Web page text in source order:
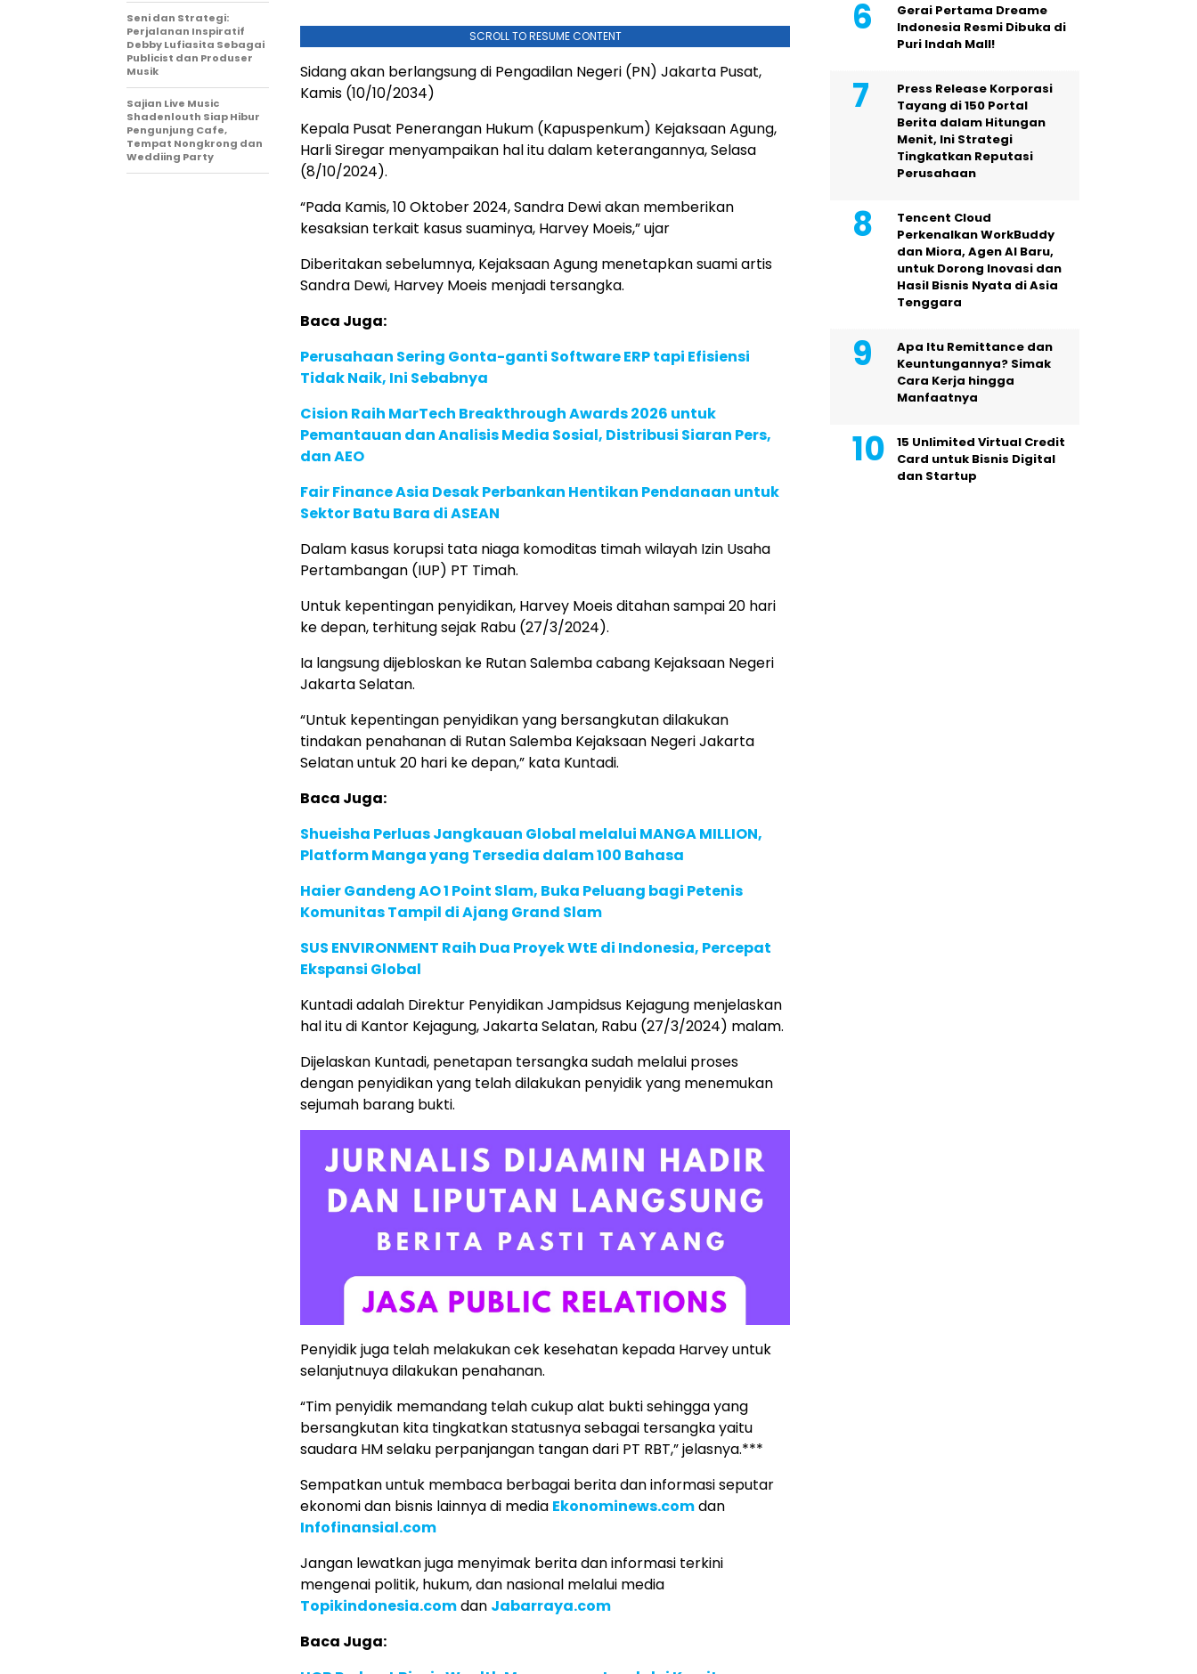
SCROLL TO RESUME CONTENT
Sidang akan berlangsung di Pengadilan Negeri (PN) Jakarta Pusat,
Kamis (10/10/2034)
Kepala Pusat Penerangan Hukum (Kapuspenkum) Kejaksaan Agung,
Harli Siregar menyampaikan hal itu dalam keterangannya, Selasa
(8/10/2024).
“Pada Kamis, 10 Oktober 2024, Sandra Dewi akan memberikan
kesaksian terkait kasus suaminya, Harvey Moeis,” ujar
Diberitakan sebelumnya, Kejaksaan Agung menetapkan suami artis
Sandra Dewi, Harvey Moeis menjadi tersangka.
Baca Juga:
Perusahaan Sering Gonta-ganti Software ERP tapi Efisiensi
Tidak Naik, Ini Sebabnya
Cision Raih MarTech Breakthrough Awards 2026 untuk
Pemantauan dan Analisis Media Sosial, Distribusi Siaran Pers,
dan AEO
Fair Finance Asia Desak Perbankan Hentikan Pendanaan untuk
Sektor Batu Bara di ASEAN
Dalam kasus korupsi tata niaga komoditas timah wilayah Izin Usaha
Pertambangan (IUP) PT Timah.
Untuk kepentingan penyidikan, Harvey Moeis ditahan sampai 20 hari
ke depan, terhitung sejak Rabu (27/3/2024).
Ia langsung dijebloskan ke Rutan Salemba cabang Kejaksaan Negeri
Jakarta Selatan.
“Untuk kepentingan penyidikan yang bersangkutan dilakukan
tindakan penahanan di Rutan Salemba Kejaksaan Negeri Jakarta
Selatan untuk 20 hari ke depan,” kata Kuntadi.
Baca Juga:
Shueisha Perluas Jangkauan Global melalui MANGA MILLION,
Platform Manga yang Tersedia dalam 100 Bahasa
Haier Gandeng AO 1 Point Slam, Buka Peluang bagi Petenis
Komunitas Tampil di Ajang Grand Slam
SUS ENVIRONMENT Raih Dua Proyek WtE di Indonesia, Percepat
Ekspansi Global
Kuntadi adalah Direktur Penyidikan Jampidsus Kejagung menjelaskan
hal itu di Kantor Kejagung, Jakarta Selatan, Rabu (27/3/2024) malam.
Dijelaskan Kuntadi, penetapan tersangka sudah melalui proses
dengan penyidikan yang telah dilakukan penyidik yang menemukan
sejumah barang bukti.
Penyidik juga telah melakukan cek kesehatan kepada Harvey untuk
selanjutnuya dilakukan penahanan.
“Tim penyidik memandang telah cukup alat bukti sehingga yang
bersangkutan kita tingkatkan statusnya sebagai tersangka yaitu
saudara HM selaku perpanjangan tangan dari PT RBT,” jelasnya.***
Sempatkan untuk membaca berbagai berita dan informasi seputar
ekonomi dan bisnis lainnya di media Ekonominews.comdan
Infofinansial.com
Jangan lewatkan juga menyimak berita dan informasi terkini
mengenai politik, hukum, dan nasional melalui media
Topikindonesia.comdan Jabarraya.com
Baca Juga:
Seni dan Strategi:
Perjalanan Inspiratif
Debby Lufiasita Sebagai
Publicist dan Produser
Musik
Sajian Live Music
Shadenlouth Siap Hibur
Pengunjung Cafe,
Tempat Nongkrong dan
Weddiing Party
Gerai Pertama Dreame
Indonesia Resmi Dibuka di
Puri Indah Mall!
Press Release Korporasi
Tayang di 150 Portal
Berita dalam Hitungan
Menit, Ini Strategi
Tingkatkan Reputasi
Perusahaan
Tencent Cloud
Perkenalkan WorkBuddy
dan Miora, Agen AI Baru,
untuk Dorong Inovasi dan
Hasil Bisnis Nyata di Asia
Tenggara
Apa Itu Remittance dan
Keuntungannya? Simak
Cara Kerja hingga
Manfaatnya
15 Unlimited Virtual Credit
Card untuk Bisnis Digital
dan Startup